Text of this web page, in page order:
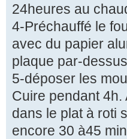
24heures au
4-Préchauffé le
avec du papier
plaque par-
5-déposer les
Cuire pendant 4h.
dans le plat à roti
encore 30 à45